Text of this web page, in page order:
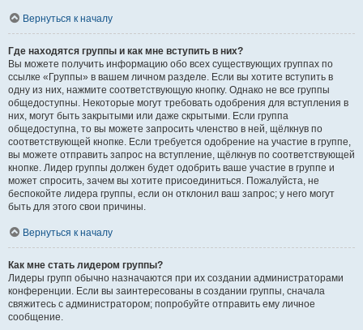
Вернуться к началу
Где находятся группы и как мне вступить в них?
Вы можете получить информацию обо всех существующих группах по
ссылке «Группы» в вашем личном разделе. Если вы хотите вступить в
одну из них, нажмите соответствующую кнопку. Однако не все группы
общедоступны. Некоторые могут требовать одобрения для вступления в
них, могут быть закрытыми или даже скрытыми. Если группа
общедоступна, то вы можете запросить членство в ней, щёлкнув по
соответствующей кнопке. Если требуется одобрение на участие в группе,
вы можете отправить запрос на вступление, щёлкнув по соответствующей
кнопке. Лидер группы должен будет одобрить ваше участие в группе и
может спросить, зачем вы хотите присоединиться. Пожалуйста, не
беспокойте лидера группы, если он отклонил ваш запрос; у него могут
быть для этого свои причины.
Вернуться к началу
Как мне стать лидером группы?
Лидеры групп обычно назначаются при их создании администраторами
конференции. Если вы заинтересованы в создании группы, сначала
свяжитесь с администратором; попробуйте отправить ему личное
сообщение.